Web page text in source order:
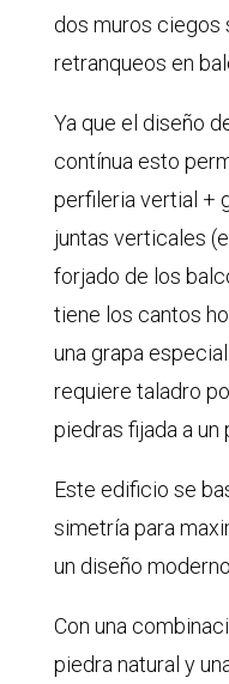
dos muros ciegos
retranqueos en
Ya que el diseño
contínua esto
perfileria vertial +
juntas verticales
forjado de los
tiene los cantos
una grapa
requiere taladro
piedras fijada a un
Este edificio se
simetría para
un diseño
Con una
piedra natural y